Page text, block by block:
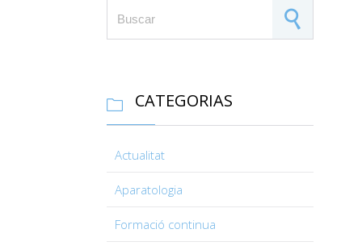
 CATEGORIAS
Actualitat
Aparatologia
Formació continua